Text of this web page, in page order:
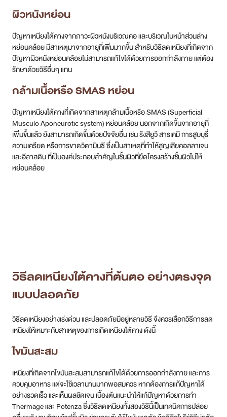
ผิวหนังหย่อน
ปัญหาเหนียงใต้คางจากภาวะผิวหนังบริเวณคอ และบริเวณใบหน้าส่วนล่าง
หย่อนคล้อย มีสาเหตุมาจากอายุที่เพิ่มมากขึ้น สำหรับวิธีลดเหนียงที่เกิดจาก
ปัญหาผิวหนังหย่อนคล้อยไม่สามารถแก้ไขได้ด้วยการออกกำลังกาย แต่ต้อง
รักษาด้วยวิธีอื่นๆ แทน
กล้ามเนื้อหรือ SMAS หย่อน
ปัญหาเหนียงใต้คางที่เกิดจากสาเหตุกล้ามเนื้อหรือ SMAS (Superficial
Musculo Aponeurotic system) หย่อนคล้อย นอกจากเกิดขึ้นจากอายุที่
เพิ่มขึ้นแล้ว ยังสามารถเกิดขึ้นด้วยปัจจัยอื่น เช่น รังสียูวี สารเคมี การสูบบุรี่
ความเครียด หรือการขาดวิตามินซี ซึ่งเป็นสาเหตุที่ทำให้สูญเสียคอลลาเจน
และอีลาสติน ที่เป็นองค์ประกอบสำคัญในชั้นผิวที่ยึดโครงสร้างชั้นผิวไม่ให้
หย่อนคล้อย
เหนียงให้เหมาะกับสาเหตุของการเกิดเหนียงใต้คาง ดังนี้
ไขมันสะสม
ควบคุมอาหาร แต่จะใช้เวลานานมากพอสมควร หากต้องการแก้ปัญหาได้
อย่างรวดเร็ว และเห็นผลชัดเจน เบื้องต้นแนะนำให้แก้ปัญหาด้วยการทำ
คลื่นพลังงานวิทยุเข้าสู่ชั้นผิว ช่วยกระตุ้นให้ไขมันหดตัว ข้อดีคือไม่ใช่วิธีผ่าตัด
พักฟื้น
อย่างไรก็ตาม สำหรับคนที่มีปัญหาไขมันสะสมใต้คางเป็นจำนวนมาก และเห็น
เหนียงใต้คางชัดเจน ควรเปลี่ยนวิธีลดเหนียงเป็นการดูดไขมัน จะแก้ปัญหาได้